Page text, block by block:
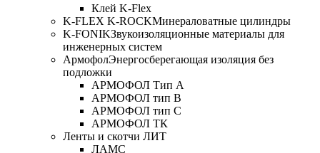
Клей K-Flex
K-FLEX K-ROCKМинераловатные цилиндры
K-FONIKЗвукоизоляционные материалы для
инженерных систем
АрмофолЭнергосберегающая изоляция без
подложки
АРМОФОЛ Тип А
АРМОФОЛ тип В
АРМОФОЛ тип C
АРМОФОЛ ТК
Ленты и скотчи ЛИТ
ЛАМС